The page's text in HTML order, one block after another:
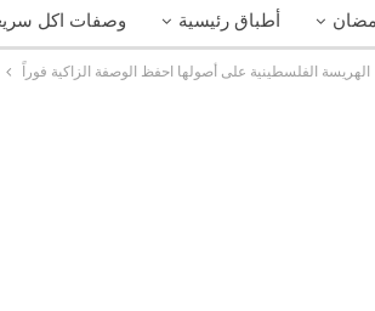
أطباق رئيسية وصفات اكل
دايت
الهريسة الفلسطينية على أصولها احفظ الوصفة الزاكية فوراً